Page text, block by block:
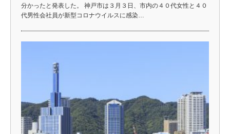
分かったと発表した。 神戸市は３月３日、市内の４０代女性と４０
代男性会社員が新型コロナウイルスに感染…